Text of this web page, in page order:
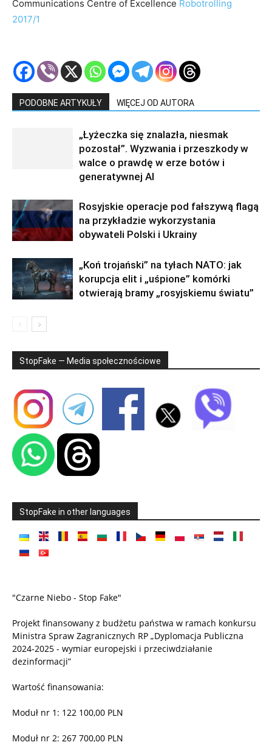
Communications Centre of Excellence Robotrolling
2017/1
PODOBNE ARTYKUŁY WIĘCEJ OD AUTORA
„Łyżeczka się znalazła, niesmak
pozostał”. Wyzwania i przeszkody w
walce o prawdę w erze botów i
generatywnej AI
Rosyjskie operacje pod fałszywą flagą
na przykładzie wykorzystania
obywateli Polski i Ukrainy
„Koń trojański” na tyłach NATO: jak
korupcja elit i „uśpione” komórki
otwierają bramy „rosyjskiemu światu”
StopFake — Media społecznościowe
StopFake in other languages
"Czarne Niebo - Stop Fake"
Projekt finansowany z budżetu państwa w ramach konkursu
Ministra Spraw Zagranicznych RP „Dyplomacja Publiczna
2024-2025 - wymiar europejski i przeciwdziałanie
dezinformacji”
Wartość finansowania:
Moduł nr 1: 122 100,00 PLN
Moduł nr 2: 267 700,00 PLN